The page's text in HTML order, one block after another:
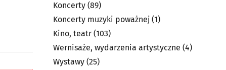
Koncerty (89)
Koncerty muzyki poważnej (1)
Kino, teatr (103)
Wernisaże, wydarzenia artystyczne (4)
Wystawy (25)